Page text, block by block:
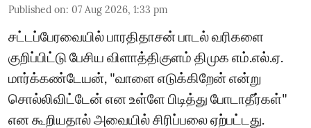
Published on: 07 Aug 2026, 1:33 pm
சட்டப்பேரவையில் பாரதிதாசன் பாடல் வரிகளை
குறிப்பிட்டு பேசிய விளாத்திகுளம் திமுக எம்.எல்.ஏ.
மார்க்கண்டேயன், "வாளை எடுக்கிறேன் என்று
சொல்லிவிட்டேன் என உள்ளே பிடித்து போடாதீர்கள்"
என கூறியதால் அவையில் சிரிப்பலை ஏற்பட்டது.